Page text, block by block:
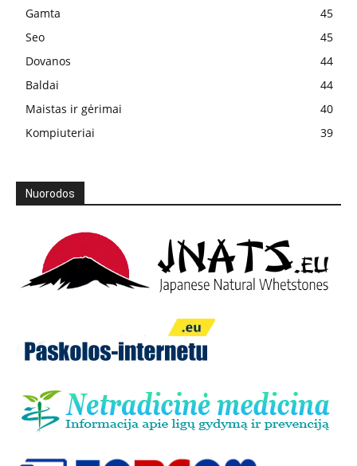
Gamta
45
Seo
45
Dovanos
44
Baldai
44
Maistas ir gėrimai
40
Kompiuteriai
39
Nuorodos